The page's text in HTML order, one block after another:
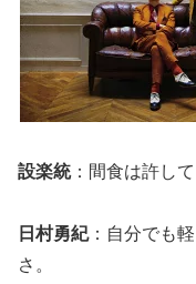
設楽統：間食は許し
日村勇紀：自分でも
さ。